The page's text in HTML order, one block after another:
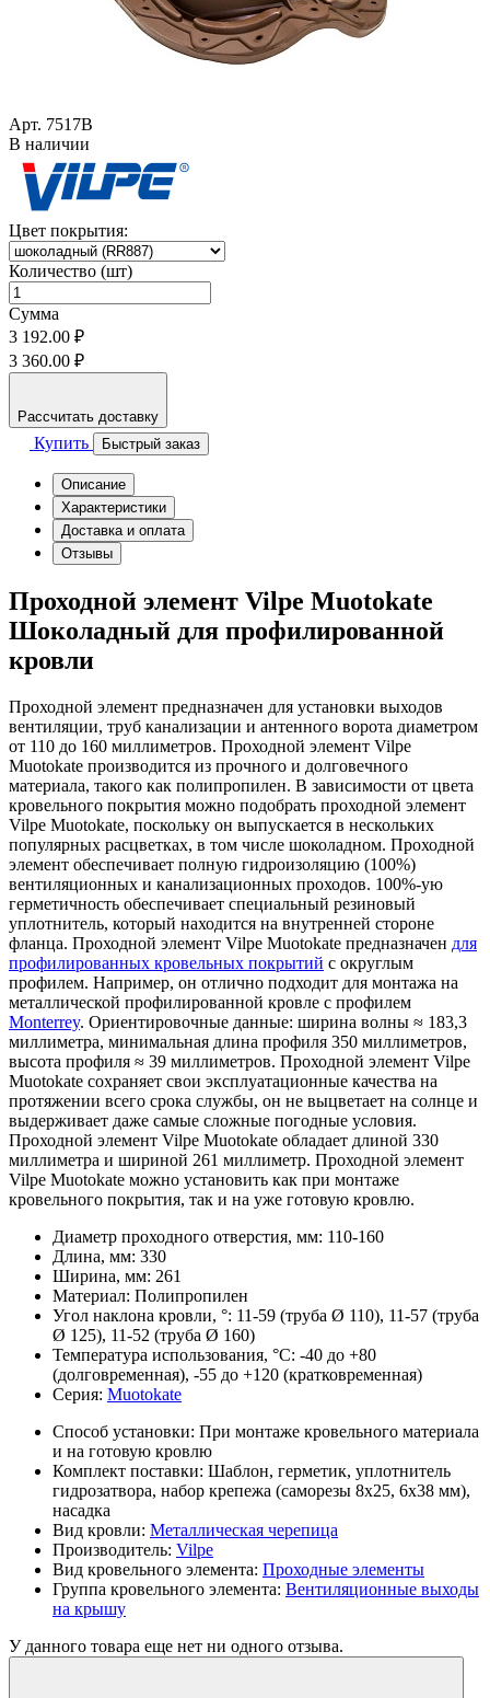
Арт. 7517B
В наличии
Цвет покрытия:
Количество (шт)
Сумма
3 192.00 ₽
3 360.00 ₽
Рассчитать доставку
Купить Быстрый заказ
Описание
Характеристики
Доставка и оплата
Отзывы
Проходной элемент Vilpe Muotokate
Шоколадный для профилированной
кровли
Проходной элемент предназначен для установки выходов
вентиляции, труб канализации и антенного ворота диаметром
от 110 до 160 миллиметров. Проходной элемент Vilpe
Muotokate производится из прочного и долговечного
материала, такого как полипропилен. В зависимости от цвета
кровельного покрытия можно подобрать проходной элемент
Vilpe Muotokate, поскольку он выпускается в нескольких
популярных расцветках, в том числе шоколадном. Проходной
элемент обеспечивает полную гидроизоляцию (100%)
вентиляционных и канализационных проходов. 100%-ую
герметичность обеспечивает специальный резиновый
уплотнитель, который находится на внутренней стороне
фланца. Проходной элемент Vilpe Muotokate предназначен для
профилированных кровельных покрытий с округлым
профилем. Например, он отлично подходит для монтажа на
металлической профилированной кровле с профилем
Monterrey. Ориентировочные данные: ширина волны ≈ 183,3
миллиметра, минимальная длина профиля 350 миллиметров,
высота профиля ≈ 39 миллиметров. Проходной элемент Vilpe
Muotokate сохраняет свои эксплуатационные качества на
протяжении всего срока службы, он не выцветает на солнце и
выдерживает даже самые сложные погодные условия.
Проходной элемент Vilpe Muotokate обладает длиной 330
миллиметра и шириной 261 миллиметр. Проходной элемент
Vilpe Muotokate можно установить как при монтаже
кровельного покрытия, так и на уже готовую кровлю.
Диаметр проходного отверстия, мм: 110-160
Длина, мм: 330
Ширина, мм: 261
Материал: Полипропилен
Угол наклона кровли, °: 11-59 (труба Ø 110), 11-57 (труба
Ø 125), 11-52 (труба Ø 160)
Температура использования, °С: -40 до +80
(долговременная), -55 до +120 (кратковременная)
Серия: Muotokate
Способ установки: При монтаже кровельного материала
и на готовую кровлю
Комплект поставки: Шаблон, герметик, уплотнитель
гидрозатвора, набор крепежа (саморезы 8x25, 6x38 мм),
насадка
Вид кровли: Металлическая черепица
Производитель: Vilpe
Вид кровельного элемента: Проходные элементы
Группа кровельного элемента: Вентиляционные выходы
на крышу
У данного товара еще нет ни одного отзыва.